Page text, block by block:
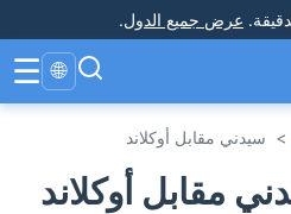
. عرض جميع الدول.
🌐
☰
> سيدني مقابل أوكلاند
مقابل أوكلاند